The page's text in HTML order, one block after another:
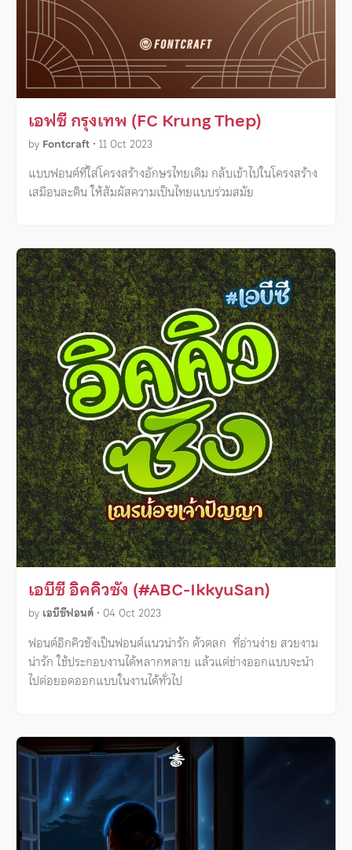
เอฟซี กรุงเทพ (FC Krung Thep)
by Fontcraft • 11 Oct 2023
แบบฟอนต์ที่ใส่โครงสร้างอักษรไทยเดิม กลับเข้าไปในโครงสร้าง
เสมือนละติน ให้สัมผัสความเป็นไทยแบบร่วมสมัย
เอบีซี อิคคิวซัง (#ABC-IkkyuSan)
by เอบีซีฟอนต์ • 04 Oct 2023
ฟอนต์อิกคิวซังเป็นฟอนต์แนวน่ารัก ตัวตลก ที่อ่านง่าย สวยงาม
น่ารัก ใช้ประกอบงานได้หลากหลาย แล้วแต่ช่างออกแบบจะนำ
ไปต่อยอดออกแบบในงานได้ทั่วไป